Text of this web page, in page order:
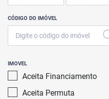
CÓDIGO DO IMÓVEL
IMOVEL
Aceita Financiamento
Aceita Permuta